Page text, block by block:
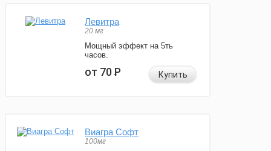
Левитра
20 мг
Мощный эффект на 5ть
часов.
от 70Р Купить
Виагра Софт
100мг